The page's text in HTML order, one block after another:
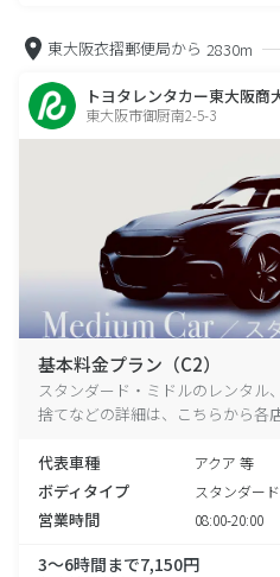
東大阪衣摺郵便局から 2830m
トヨタレンタカー東大阪商
東大阪市御厨南2-5-3
基本料金プラン（C2）
スタンダード・ミドルのレンタル
捨てなどの詳細は、こちらから各
代表車種 アクア 等
ボディタイプ スタンダー
営業時間 08:00-20:00
3～6時間まで7,150円